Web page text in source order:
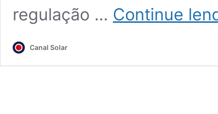
regulação … Continue
Canal Solar